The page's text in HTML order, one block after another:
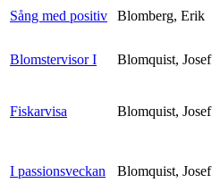
Sång med positiv Blomberg, Erik
Blomstervisor I Blomquist, Josef
Fiskarvisa Blomquist, Josef
I passionsveckan Blomquist, Josef